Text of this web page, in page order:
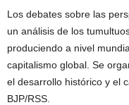
Los debates sobre las
un análisis de los
produciendo a nivel
capitalismo global. Se
el desarrollo histórico y el
BJP/RSS.